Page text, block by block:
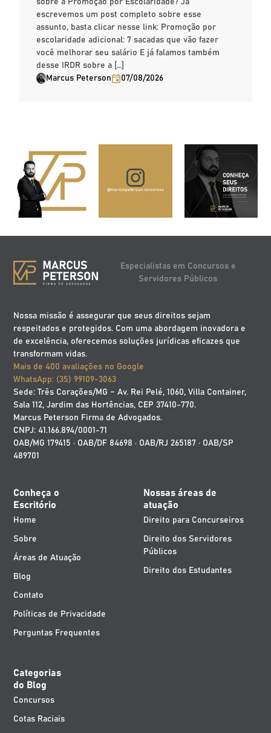
sobre a Promoção por Escolaridade? Já
escrevemos um post completo sobre esse
assunto, basta clicar nesse link: Promoção por
escolaridade adicional: 7 sacadas que vão fazer
você melhorar seu salário E já falamos também
desse IRDR sobre a […]
Marcus Peterson
07/08/2026
@marcuspeterson.concursos
Especialistas em Concursos e
Servidores Públicos
Nossa missão é assegurar que seus direitos sejam
respeitados e protegidos. Com uma abordagem inovadora e
de excelência, oferecemos soluções jurídicas eficazes que
transformam vidas.
Mais de 400 avaliações no Google
WhatsApp: (35) 99109-3063
Sede: Três Corações/MG – Av. Rei Pelé, 1060, Villa Container,
Sala 112, Jardim das Hortências, CEP 37410-770.
Marcus Peterson Firma de Advogados.
CNPJ: 41.166.894/0001-71
OAB/MG 179415 · OAB/DF 84698 · OAB/RJ 265187 · OAB/SP
489701
Conheça o
Escritório
Home
Sobre
Áreas de Atuação
Blog
Contato
Políticas de Privacidade
Perguntas Frequentes
Nossas áreas de
atuação
Direito para Concurseiros
Direito dos Servidores
Públicos
Direito dos Estudantes
Categorias
do Blog
Concursos
Cotas Raciais